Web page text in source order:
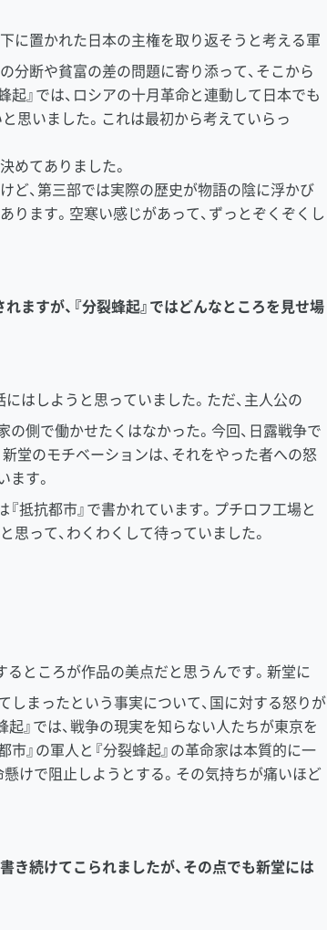
に置かれた日本の主権を取り返そうと考える軍
分断や貧富の差の問題に寄り添って、そこから
』では、ロシアの十月革命と連動して日本でも
思いました。これは最初から考えていらっ
めてありました。
、第三部では実際の歴史が物語の陰に浮かび
ます。空寒い感じがあって、ずっとぞくぞくし
すが、『分裂蜂起』ではどんなところを見せ場
はしようと思っていました。ただ、主人公の
側で働かせたくはなかった。今回、日露戦争で
堂のモチベーションは、それをやった者への怒
す。
抵抗都市』で書かれています。プチロフ工場と
って、わくわくして待っていました。
ところが作品の美点だと思うんです。新堂に
しまったという事実について、国に対する怒りが
起』では、戦争の現実を知らない人たちが東京を
』の軍人と『分裂蜂起』の革命家は本質的に一
けで阻止しようとする。その気持ちが痛いほど
続けてこられましたが、その点でも新堂には